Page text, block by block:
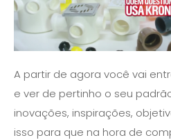
A partir de agora você vai
e ver de pertinho o seu
inovações, inspirações,
isso para que na hora de